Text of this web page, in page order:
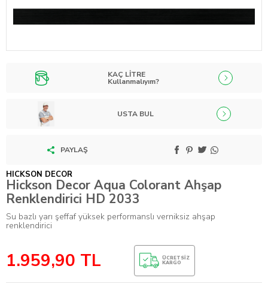
KAÇ LİTRE
Kullanmalıyım?
USTA BUL
PAYLAŞ
HICKSON DECOR
Hickson Decor Aqua Colorant Ahşap
Renklendirici HD 2033
Su bazlı yarı şeffaf yüksek performanslı verniksiz ahşap
renklendirici
1.959,90 TL ÜCRETSIZ
KARGO